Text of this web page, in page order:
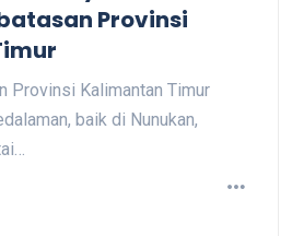
Provinsi
Provinsi Kalimantan Timur
baik di Nunukan,